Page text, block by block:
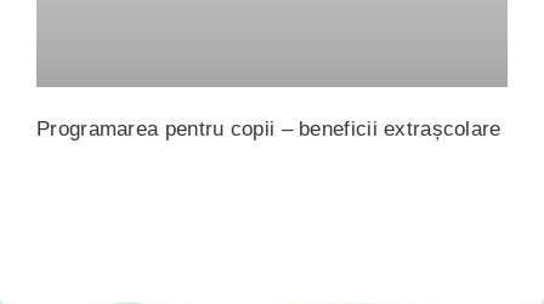
Programarea pentru copii – beneficii extrașcolare